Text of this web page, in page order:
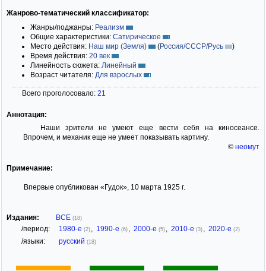
Жанрово-тематический классификатор:
Жанры/поджанры: Реализм
Общие характеристики: Сатирическое
Место действия: Наш мир (Земля) (Россия/СССР/Русь
)
Время действия: 20 век
Линейность сюжета: Линейный
Возраст читателя: Для взрослых
Всего проголосовало: 21
Аннотация:
Наши зрители не умеют еще вести себя на киносеансе.
Впрочем, и механик еще не умеет показывать картину.
© неомут
Примечание:
Впервые опубликован «Гудок», 10 марта 1925 г.
Издания: ВСЕ (18)
/период: 1980-е (2) 1990-е (6) 2000-е (5) 2010-е (3) 2020-е (2)
/языки: русский (18)